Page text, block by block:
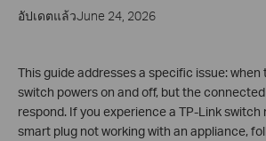
อัปเดตแล้วJune 24, 2026
This guide addresses a specific issue: when
switch powers on and off, but the
respond. If you experience a TP-Link switch
smart plug not working with an appliance,